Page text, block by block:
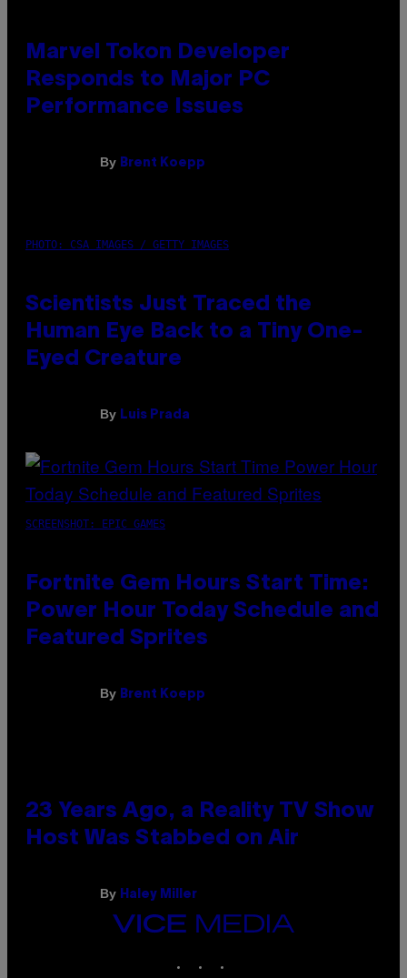
Marvel Tokon Developer
Responds to Major PC
Performance Issues
By Brent Koepp
PHOTO: CSA IMAGES / GETTY IMAGES
Scientists Just Traced the
Human Eye Back to a Tiny One-
Eyed Creature
By Luis Prada
SCREENSHOT: EPIC GAMES
Fortnite Gem Hours Start Time:
Power Hour Today Schedule and
Featured Sprites
By Brent Koepp
23 Years Ago, a Reality TV Show
Host Was Stabbed on Air
By Haley Miller
VICE
MEDIA